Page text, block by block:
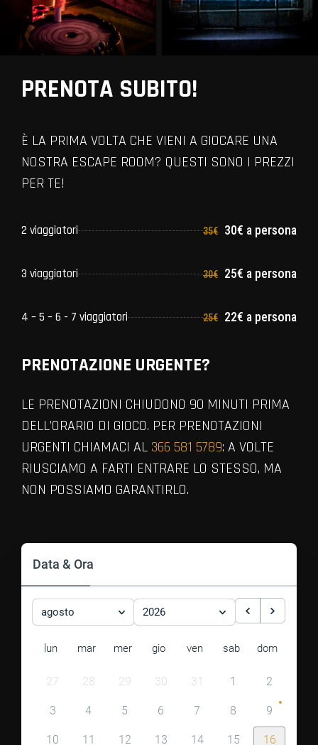
Data & Ora
agosto 2026
lun mar mer gio ven sab dom
27 28 29 30 31 1 2
3 4 5 6 7 8 9
10 11 12 13 14 15 16
PRENOTA SUBITO!
È LA PRIMA VOLTA CHE VIENI A GIOCARE UNA
NOSTRA ESCAPE ROOM? QUESTI SONO I PREZZI
PER TE!
2 viaggiatori 35€ 30€ a persona
3 viaggiatori 30€ 25€ a persona
4 – 5 – 6 - 7 viaggiatori 25€ 22€ a persona
PRENOTAZIONE URGENTE?
LE PRENOTAZIONI CHIUDONO 90 MINUTI PRIMA
DELL’ORARIO DI GIOCO. PER PRENOTAZIONI
URGENTI CHIAMACI AL 366 581 5789: A VOLTE
RIUSCIAMO A FARTI ENTRARE LO STESSO, MA
NON POSSIAMO GARANTIRLO.
VIEW ALL MEMBERS